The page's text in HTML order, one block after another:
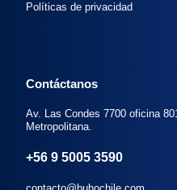
Políticas de privacidad
Contáctanos
Av. Las Condes 7700 oficina
Metropolitana.
+56 9 5005 3590